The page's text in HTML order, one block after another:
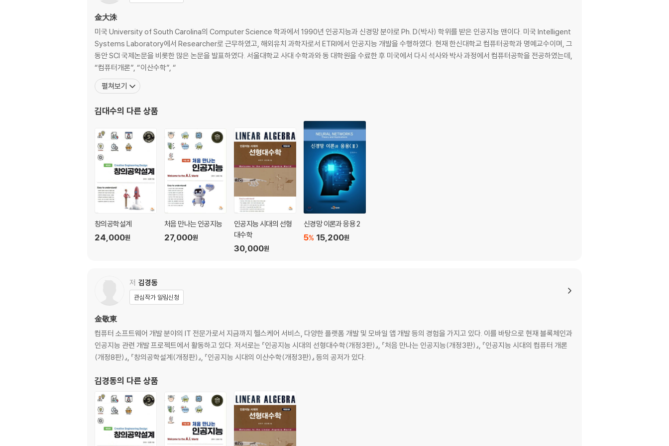
2.7 논리형 언어-Prolog
2.8 논리의 응용 분야와 인공지능
요약 및 생활 속의 응용
연습 문제
CHAPTER 03 집합론과 디지털적인 수의 세계
3.2 집합의 연산
3.4 집합의 분할
3.6 2진수의 덧셈과 뺄셈
3.7 집합론의 응용 분야와 인공지능
요약 및 생활 속의 응용
연습 문제
CHAPTER 04 증명법
4.1 증명의 방법론
4.2 여러 가지 증명 방법
4.3 프로그램의 입증
4.4. 증명법의 응용 분야와 인공지능
CHAPTER 05 관계
5.1 관계와 이항 관계
5.2 관계의 표현
5.4 관계의 성질
5.5 동치 관계와 분할
5.6 부분 순서 관계
요약 및 생활 속의 응용
연습 문제
CHAPTER 06 함수
6.1 함수의 정의
金大洙
미국 University of South Carolina의 Computer Science 학과에서 1990년 인공지능과 신경망 분야로 Ph. D(박사) 학위를 받은 인공지능 맨이다. 미국 Intelligent
Systems Laboratory에서 Researcher로 근무하였고, 해외유치 과학자로서 ETRI에서 인공지능 개발을 수행하였다. 현재 한신대학교 컴퓨터공학과 명예교수이며, 그
동안 SCI 국제논문을 비롯한 많은 논문을 발표하였다. 서울대학교 사대 수학과와 동 대학원을 수료한 후 미국에서 다시 석사와 박사 과정에서 컴퓨터공학을 전공하였는데,
“컴퓨터개론”, “이산수학”, “
펼쳐보기
김대수의 다른 상품
창의공학설계
24,000원
처음 만나는 인공지능
27,000원
인공지능 시대의 선형
대수학
30,000원
신경망 이론과 응용 2
15,200원
5%
저 김경동
관심작가 알림신청
金敬東
컴퓨터 소프트웨어 개발 분야의 IT 전문가로서 지금까지 헬스케어 서비스, 다양한 플랫폼 개발 및 모바일 앱 개발 등의 경험을 가지고 있다. 이를 바탕으로 현재 블록체인과
인공지능 관련 개발 프로젝트에서 활동하고 있다. 저서로는 『인공지능 시대의 선형대수학(개정3판)』, 『처음 만나는 인공지능(개정3판)』, 『인공지능 시대의 컴퓨터 개론
(개정8판)』, 『창의공학설계(개정판)』, 『인공지능 시대의 이산수학(개정3판)』 등의 공저가 있다.
김경동의 다른 상품